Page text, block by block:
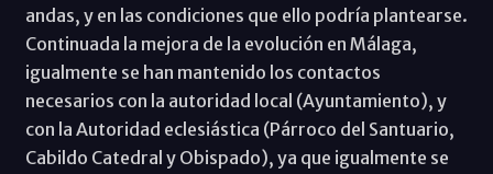
andas, y en las condiciones que ello podría plantearse.
Continuada la mejora de la evolución en Málaga,
igualmente se han mantenido los contactos
necesarios con la autoridad local (Ayuntamiento), y
con la Autoridad eclesiástica (Párroco del Santuario,
Cabildo Catedral y Obispado), ya que igualmente se